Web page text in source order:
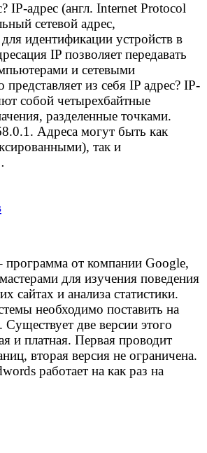
IP-адрес (англ. Internet Protocol
сетевой адрес,
идентификации устройств в
IP позволяет передавать
и сетевыми
из себя IP адрес? IP-
собой четырехбайтные
разделенные точками.
Адреса могут быть как
так и
программа от компании Google,
для изучения поведения
сайтах и анализа статистики.
необходимо поставить на
Существует две версии этого
и платная. Первая проводит
вторая версия не ограничена.
работает на как раз на